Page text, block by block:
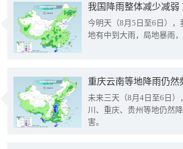
我国降雨整体减少减弱
今明天（8月5日至6日）
地有中到大雨，局地暴雨
重庆云南等地降雨仍然
未来三天（8月4日至6日
川、重庆、贵州等地仍然
害。